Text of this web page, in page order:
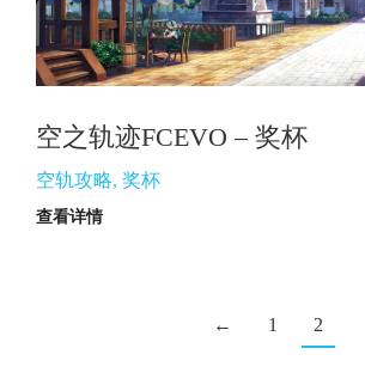
空之轨迹FCEVO – 奖杯
空轨攻略, 奖杯
查看详情
← 1 2